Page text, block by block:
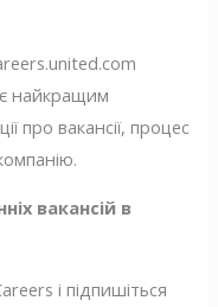
найкращим
про вакансії, процес
вакансій в
і підпишіться